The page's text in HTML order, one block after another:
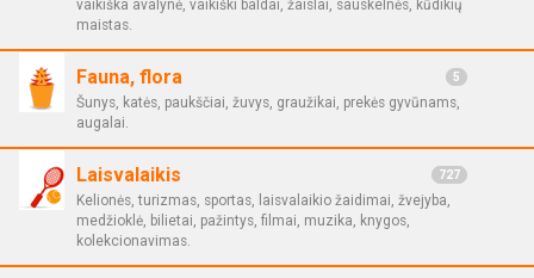
vaikiška avalynė, vaikiški baldai, žaislai, sauskelnės, kūdikių
maistas.
Fauna, flora 5
Šunys, katės, paukščiai, žuvys, graužikai, prekės gyvūnams,
augalai.
Laisvalaikis 727
Kelionės, turizmas, sportas, laisvalaikio žaidimai, žvejyba,
medžioklė, bilietai, pažintys, filmai, muzika, knygos,
kolekcionavimas.